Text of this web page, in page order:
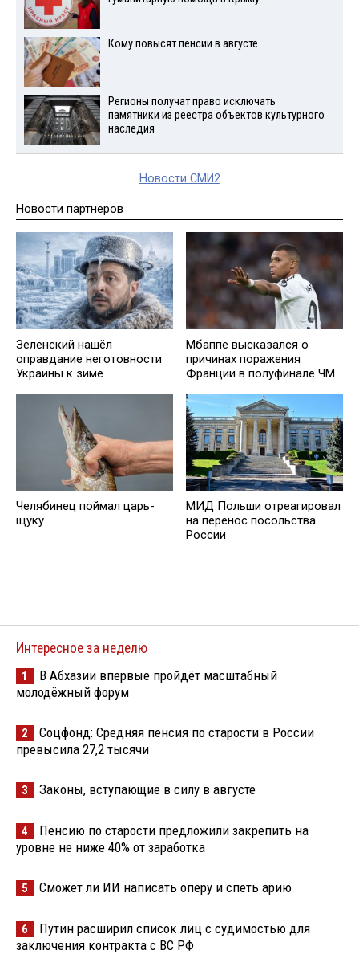
Кому повысят пенсии в августе
Регионы получат право исключать
памятники из реестра объектов культурного
наследия
Новости СМИ2
Новости партнеров
Зеленский нашёл
оправдание неготовности
Украины к зиме
Мбаппе высказался о
причинах поражения
Франции в полуфинале ЧМ
Челябинец поймал царь-
щуку
МИД Польши отреагировал
на перенос посольства
России
Интересное за неделю
1
В Абхазии впервые пройдёт масштабный
молодёжный форум
2
Соцфонд: Средняя пенсия по старости в России
превысила 27,2 тысячи
3 Законы, вступающие в силу в августе
4
Пенсию по старости предложили закрепить на
уровне не ниже 40% от заработка
5 Сможет ли ИИ написать оперу и спеть арию
6
Путин расширил список лиц с судимостью для
заключения контракта с ВС РФ